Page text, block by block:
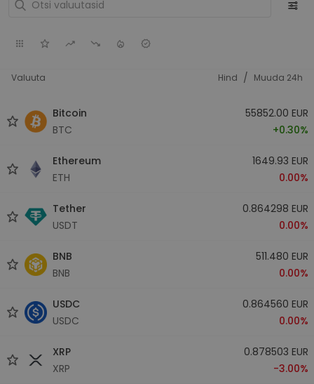
Valuuta Hind / Muuda 24h
Bitcoin
BTC
55852.00 EUR
+0.30%
Ethereum
ETH
1649.93 EUR
0.00%
Tether
USDT
0.864298 EUR
0.00%
BNB
BNB
511.480 EUR
0.00%
USDC
USDC
0.864560 EUR
0.00%
XRP
XRP
0.878503 EUR
-3.00%